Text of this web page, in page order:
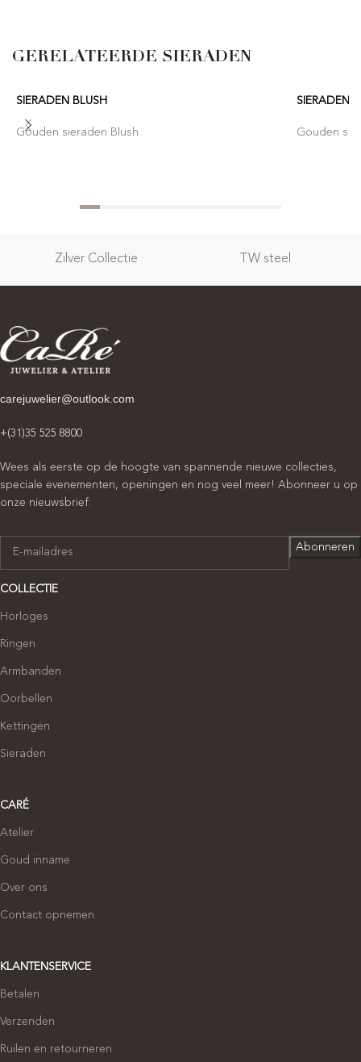
GERELATEERDE SIERADEN
SIERADEN BLUSH
Gouden sieraden Blush
SIERADEN
Gouden
Zilver Collectie TW steel
carejuwelier@outlook.com
+(31)35 525 8800
Wees als eerste op de hoogte van spannende nieuwe collecties,
speciale evenementen, openingen en nog veel meer! Abonneer u op
onze nieuwsbrief:
COLLECTIE
Horloges
Ringen
Armbanden
Oorbellen
Kettingen
Sieraden
CARÉ
Atelier
Goud inname
Over ons
Contact opnemen
KLANTENSERVICE
Betalen
Verzenden
Ruilen en retourneren